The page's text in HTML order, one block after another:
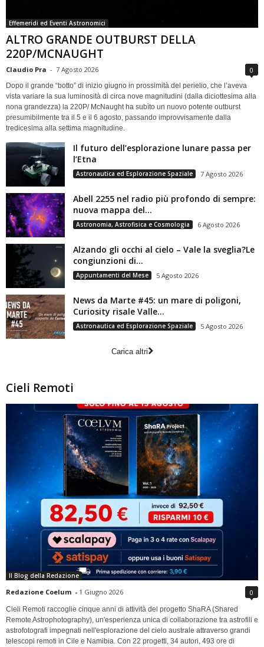
Effemeridi ed Eventi Astronomici
ALTRO GRANDE OUTBURST DELLA
220P/MCNAUGHT
Claudio Pra - 7 Agosto 2026 0
Dopo il grande “botto” di inizio giugno in prossimità del perielio, che l’aveva
vista variare la sua luminosità di circa nove magnitudini (dalla diciottesima alla
nona grandezza) la 220P/ McNaught ha subìto un nuovo potente outburst
presumibilmente tra il 5 e il 6 agosto, passando improvvisamente dalla
tredicesima alla settima magnitudine.
Il futuro dell’esplorazione lunare passa per
l’Etna
Astronautica ed Esplorazione Spaziale 7 Agosto 2026
Abell 2255 nel radio più profondo di sempre:
nuova mappa del...
Astronomia, Astrofisica e Cosmologia 6 Agosto 2026
Alzando gli occhi al cielo – Vale la sveglia?Le
congiunzioni di...
Appuntamenti del Mese 5 Agosto 2026
News da Marte #45: un mare di poligoni,
Curiosity risale Valle...
Astronautica ed Esplorazione Spaziale 5 Agosto 2026
Carica altri
Cieli Remoti
Il Blog della Redazione
Redazione Coelum - 1 Giugno 2026 0
Cieli Remoti raccoglie cinque anni di attività del progetto ShaRA (Shared
Remote Astrophotography), un'esperienza unica di collaborazione tra astrofili e
astrofotografi impegnati nell'esplorazione del cielo australe attraverso grandi
telescopi remoti in Cile e Namibia. Con 22 progetti, 34 autori, 493 ore di